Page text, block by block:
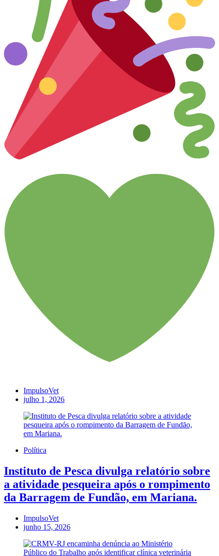
ImpulsoVet
julho 1, 2026
Política
Instituto de Pesca divulga relatório sobre
a atividade pesqueira após o rompimento
da Barragem de Fundão, em Mariana.
ImpulsoVet
junho 15, 2026